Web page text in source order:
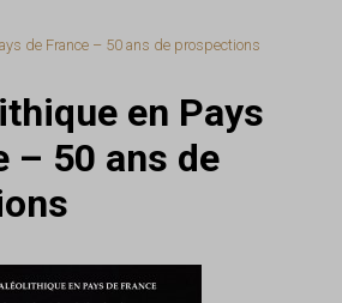
de France – 50 ans de prospections
en Pays
– 50 ans de